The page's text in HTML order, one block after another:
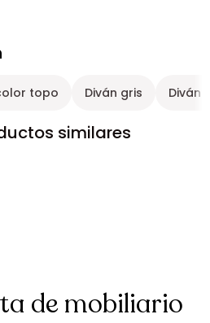
topo Diván gris Diván
similares
de mobiliario